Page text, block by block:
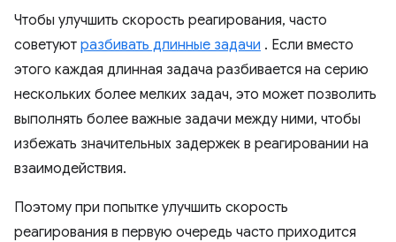
Чтобы улучшить скорость реагирования, часто
советуют разбивать длинные задачи . Если вместо
этого каждая длинная задача разбивается на серию
нескольких более мелких задач, это может позволить
выполнять более важные задачи между ними, чтобы
избежать значительных задержек в реагировании на
взаимодействия.
Поэтому при попытке улучшить скорость
реагирования в первую очередь часто приходится